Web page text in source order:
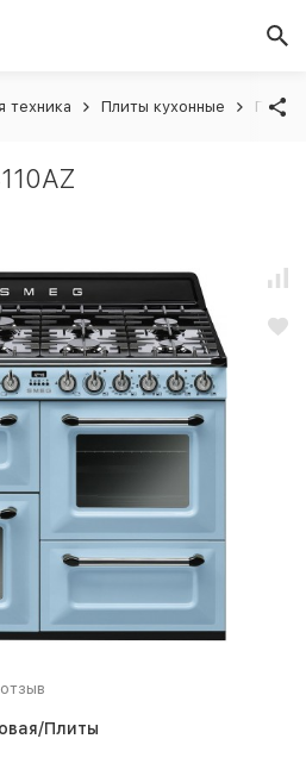
техника Плиты кухонные Плита
Плиты